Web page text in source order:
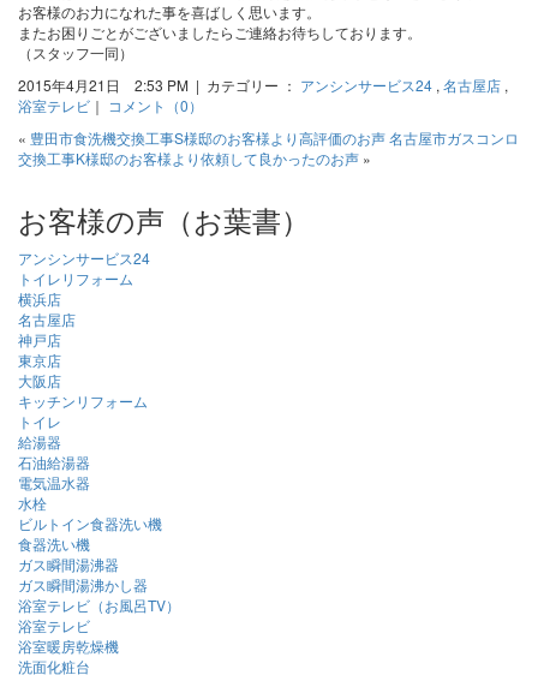
お客様のお力になれた事を喜ばしく思います。
またお困りごとがございましたらご連絡お待ちしております。
（スタッフ一同）
2015年4月21日 2:53 PM | カテゴリー ： アンシンサービス24 , 名古屋店 ,
浴室テレビ ｜ コメント（0）
« 豊田市食洗機交換工事S様邸のお客様より高評価のお声名古屋市ガスコンロ
交換工事K様邸のお客様より依頼して良かったのお声 »
お客様の声（お葉書）
アンシンサービス24
トイレリフォーム
横浜店
名古屋店
神戸店
東京店
大阪店
キッチンリフォーム
トイレ
給湯器
石油給湯器
電気温水器
水栓
ビルトイン食器洗い機
食器洗い機
ガス瞬間湯沸器
ガス瞬間湯沸かし器
浴室テレビ（お風呂TV）
浴室テレビ
浴室暖房乾燥機
洗面化粧台